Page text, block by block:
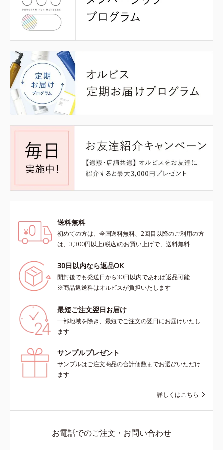
送料無料
初めての方は、全国送料無料、2回目以降のご利用の方
は、3,300円以上(税込)のお買い上げで、送料無料
30日以内なら返品OK
開封後でも発送日から30日以内であれば返品可能
※商品返送料はオルビスが負担いたします
最短ご注文翌日お届け
一部地域を除き、最短でご注文の翌日にお届けいたし
ます
サンプルプレゼント
サンプルはご注文商品の合計個数までお選びいただけ
ます
詳しくはこちら
お電話でのご注文・お問い合わせ